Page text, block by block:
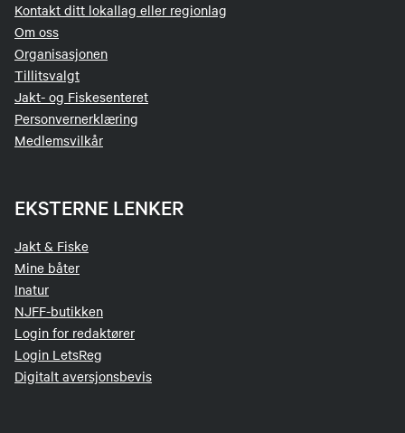
Liv Irene Mandt Lindvig
Kvinnekontakt
91315791
Send epost
Kontakt ditt lokallag eller regionlag
Om oss
Organisasjonen
Tillitsvalgt
Jakt- og Fiskesenteret
Personvernerklæring
Medlemsvilkår
EKSTERNE LENKER
Jakt & Fiske
Mine båter
Inatur
NJFF-butikken
Login for redaktører
Login LetsReg
Digitalt aversjonsbevis